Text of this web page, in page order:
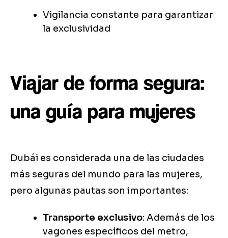
Vigilancia constante para garantizar
la exclusividad
Viajar de forma segura:
una guía para mujeres
Dubái es considerada una de las ciudades
más seguras del mundo para las mujeres,
pero algunas pautas son importantes:
Transporte exclusivo: Además de los
vagones específicos del metro,